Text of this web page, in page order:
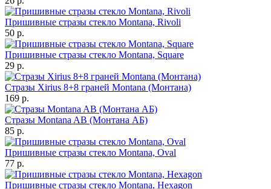
Пришивные стразы стекло Montana, Rivoli
50 р.
Пришивные стразы стекло Montana, Square
29 р.
Стразы Xirius 8+8 граней Montana (Монтана)
169 р.
Стразы Montana AB (Монтана АБ)
85 р.
Пришивные стразы стекло Montana, Oval
77 р.
Пришивные стразы стекло Montana, Hexagon